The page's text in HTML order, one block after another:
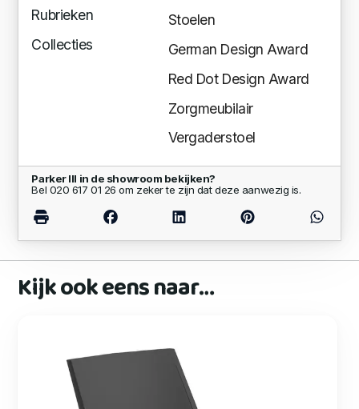
Rubrieken
Stoelen
Collecties
German Design Award
Red Dot Design Award
Zorgmeubilair
Vergaderstoel
Parker III in de showroom bekijken?
Bel 020 617 01 26 om zeker te zijn dat deze aanwezig is.
Kijk ook eens naar…